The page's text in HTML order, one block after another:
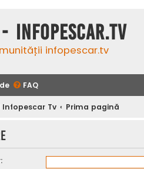
- InfoPescar.Tv
infopescar.tv
FAQ
Tv Prima pagină